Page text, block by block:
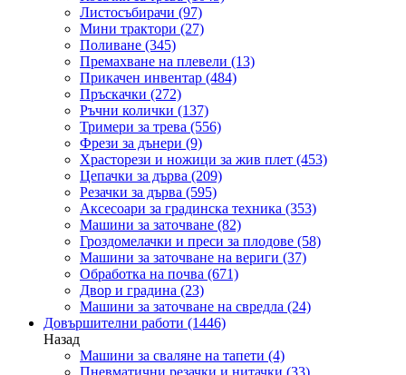
Листосъбирачи (97)
Мини трактори (27)
Поливане (345)
Премахване на плевели (13)
Прикачен инвентар (484)
Пръскачки (272)
Ръчни колички (137)
Тримери за трева (556)
Фрези за дънери (9)
Храсторези и ножици за жив плет (453)
Цепачки за дърва (209)
Резачки за дърва (595)
Аксесоари за градинска техника (353)
Машини за заточване (82)
Гроздомелачки и преси за плодове (58)
Машини за заточване на вериги (37)
Обработка на почва (671)
Двор и градина (23)
Машини за заточване на свредла (24)
Довършителни работи (1446)
Назад
Машини за сваляне на тапети (4)
Пневматични резачки и нитачки (33)